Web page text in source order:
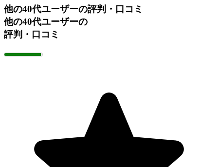
他の40代ユーザーの評判・口コミ
他の40代ユーザーの
評判・口コミ